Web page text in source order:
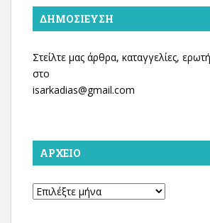
ΔΗΜΟΣΊΕΥΣΗ
Στείλτε μας άρθρα, καταγγελίες,
στο
isarkadias@gmail.com
ΑΡΧΕΊΟ
Αρχείο